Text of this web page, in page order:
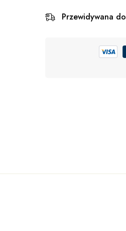
Przewidywana